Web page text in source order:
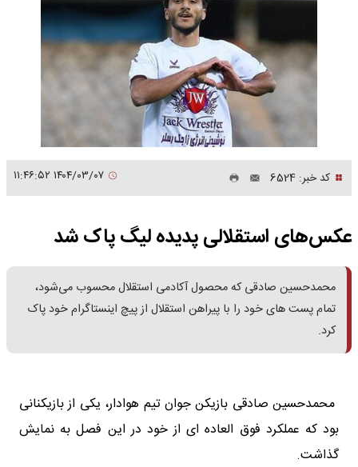
کد خبر: 6524
عکس‌های استقلالی پدیده لیگ پاک شد
محمدحسین صادقی که محصول آکادمی استقلال محسوب می‌شود،
تمام پست های خود را با پیراهن استقلال از پیچ اینستاگرام خود پاک
کرد.
محمدحسین صادقی بازیکن جوان تیم هوادار، یکی از بازیکنانی
بود که عملکرد فوق العاده ای از خود در این فصل به نمایش
گذاشت.